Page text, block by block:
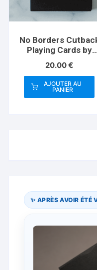
No Borders
Playing Cards by
Joker and the Thief
20.00€
AJOUTER AU
PANIER
✨ APRÈS AVOIR ÉTÉ